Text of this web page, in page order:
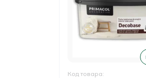
Код товара: